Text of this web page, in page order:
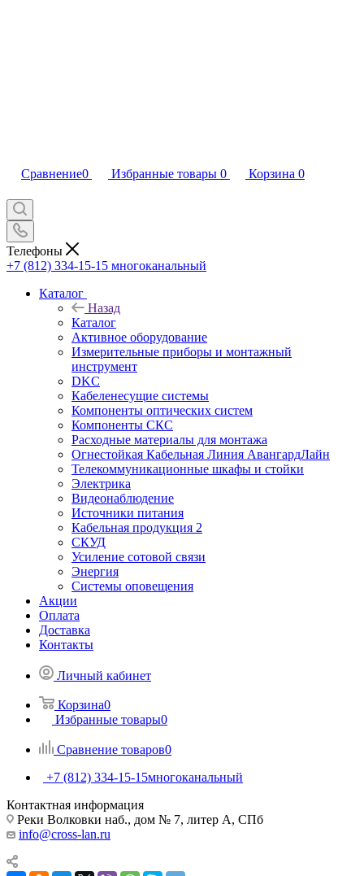
Сравнение0 Избранные товары 0 Корзина 0
Телефоны
+7 (812) 334-15-15 многоканальный
Каталог
Назад
Каталог
Активное оборудование
Измерительные приборы и монтажный
инструмент
DKC
Кабеленесущие системы
Компоненты оптических систем
Компоненты СКС
Расходные материалы для монтажа
Огнестойкая Кабельная Линия АвангардЛайн
Телекоммуникационные шкафы и стойки
Электрика
Видеонаблюдение
Источники питания
Кабельная продукция 2
СКУД
Усиление сотовой связи
Энергия
Системы оповещения
Акции
Оплата
Доставка
Контакты
Личный кабинет
Корзина0
Избранные товары0
Сравнение товаров0
+7 (812) 334-15-15многоканальный
Контактная информация
Реки Волковки наб., дом № 7, литер А, СПб
info@cross-lan.ru